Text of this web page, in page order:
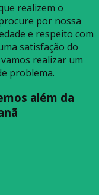
realizem o
por nossa
e respeito com
satisfação do
realizar um
problema.
além da